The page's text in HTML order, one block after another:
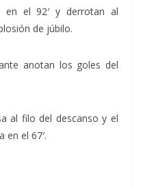
en el 92′ y derrotan al
de júbilo.
anotan los goles del
al filo del descanso y el
en el 67′.